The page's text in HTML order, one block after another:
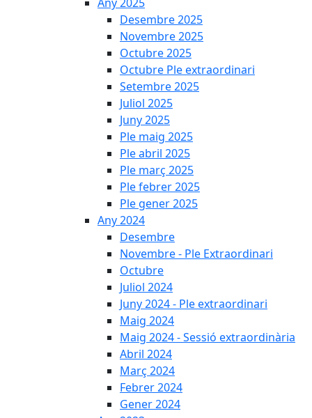
Desembre 2025
Novembre 2025
Octubre 2025
Octubre Ple extraordinari
Setembre 2025
Juliol 2025
Juny 2025
Ple maig 2025
Ple abril 2025
Ple març 2025
Ple febrer 2025
Ple gener 2025
Any 2024
Desembre
Novembre - Ple Extraordinari
Octubre
Juliol 2024
Juny 2024 - Ple extraordinari
Maig 2024
Maig 2024 - Sessió extraordinària
Abril 2024
Març 2024
Febrer 2024
Gener 2024